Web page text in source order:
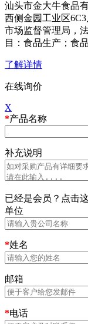
汕头市金大牛食品
西侧金园工业区
市场监督管理局，
目：食品生产；食品
了解详情
在线询价
X
*产品名称
补充说明
已经是会员？点击
单位
*姓名
邮箱
*电话